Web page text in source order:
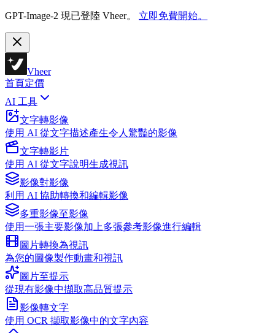
GPT-Image-2 現已登陸 Vheer。 立即免費開始。
Vheer
首頁定價
AI 工具
文字轉影像
使用 AI 從文字描述產生令人驚豔的影像
文字轉影片
使用 AI 從文字說明生成視訊
影像對影像
利用 AI 協助轉換和編輯影像
多重影像至影像
使用一張主要影像加上多張參考影像進行編輯
圖片轉換為視訊
為您的圖像製作動畫和視訊
圖片至提示
從現有影像中擷取高品質提示
影像轉文字
使用 OCR 擷取影像中的文字內容